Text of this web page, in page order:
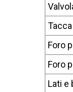
Foro
Foro
Lati e